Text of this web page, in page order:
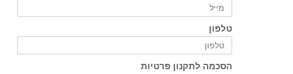
טלפון
הסכמה לתקנון פרטיות